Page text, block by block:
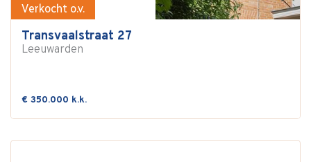
Verkocht o.v.
Transvaalstraat 27
Leeuwarden
€ 350.000 k.k.